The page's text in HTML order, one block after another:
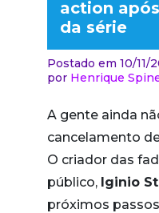
action
da série
Postado em 10/11/
por Henrique
A gente ainda
cancelamento
O criador das
público, Iginio
próximos